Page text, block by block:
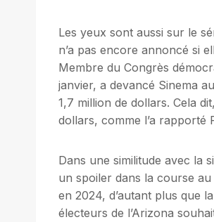
Les yeux sont aussi sur le
n’a pas encore annoncé si
Membre du Congrès
janvier, a devancé Sinema
1,7 million de dollars. Cela
dollars, comme l’a rapporté
Dans une similitude avec la
un spoiler dans la course
en 2024, d’autant plus que
électeurs de l’Arizona